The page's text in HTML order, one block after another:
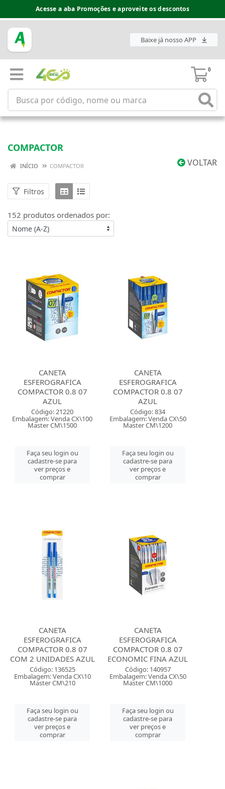
Espaço do Fornecedor disponível no acesso superior
Baixe já nosso APP
0
COMPACTOR
VOLTAR
INÍCIO COMPACTOR
Filtros
152 produtos ordenados por:
CANETA
ESFEROGRAFICA
COMPACTOR 0.8 07
AZUL
Código: 21220
Embalagem: Venda CX\100
Master CM\1500
Faça seu login ou
cadastre-se para
ver preços e
comprar
CANETA
ESFEROGRAFICA
COMPACTOR 0.8 07
AZUL
Código: 834
Embalagem: Venda CX\50
Master CM\1200
Faça seu login ou
cadastre-se para
ver preços e
comprar
CANETA
ESFEROGRAFICA
COMPACTOR 0.8 07
COM 2 UNIDADES AZUL
Código: 136525
Embalagem: Venda CX\10
Master CM\210
Faça seu login ou
cadastre-se para
ver preços e
comprar
CANETA
ESFEROGRAFICA
COMPACTOR 0.8 07
ECONOMIC FINA AZUL
Código: 140957
Embalagem: Venda CX\50
Master CM\1000
Faça seu login ou
cadastre-se para
ver preços e
comprar